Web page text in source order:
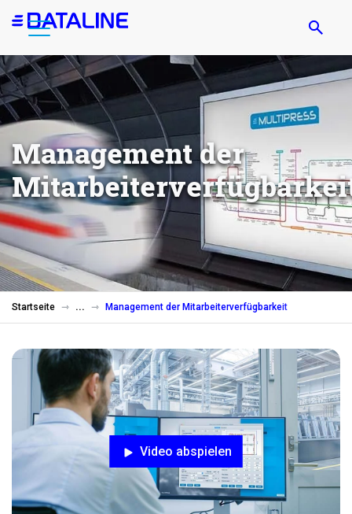
Direkt
zum
Management der
Startseite Management der Mitarbeiterverfügbarkeit
Video abspielen